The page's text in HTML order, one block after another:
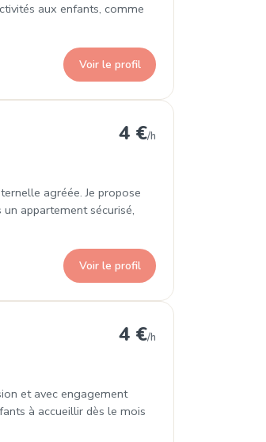
aux enfants, comme
Voir le profil
4 €/h
agréée. Je propose
appartement sécurisé,
Voir le profil
4 €/h
et avec engagement
à accueillir dès le mois